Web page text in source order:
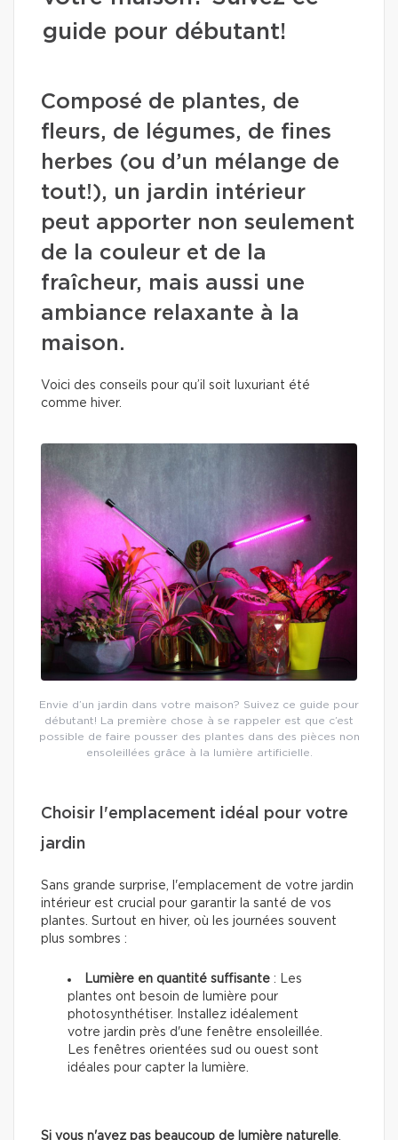
guide pour débutant!
Composé de plantes, de
fleurs, de légumes, de fines
herbes (ou d’un mélange de
tout!), un jardin intérieur
peut apporter non seulement
de la couleur et de la
fraîcheur, mais aussi une
ambiance relaxante à la
maison.
Voici des conseils pour qu’il soit luxuriant été
comme hiver.
Envie d’un jardin dans votre maison? Suivez ce guide pour
débutant! La première chose à se rappeler est que c’est
possible de faire pousser des plantes dans des pièces non
ensoleillées grâce à la lumière artificielle.
Choisir l'emplacement idéal pour votre
jardin
Sans grande surprise, l'emplacement de votre jardin
intérieur est crucial pour garantir la santé de vos
plantes. Surtout en hiver, où les journées souvent
plus sombres :
Lumière en quantité suffisante : Les
plantes ont besoin de lumière pour
photosynthétiser. Installez idéalement
votre jardin près d'une fenêtre ensoleillée.
Les fenêtres orientées sud ou ouest sont
idéales pour capter la lumière.
Si vous n'avez pas beaucoup de lumière naturelle